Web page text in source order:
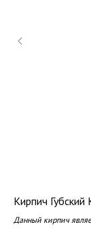
Кирпич Губский
Данный кирпич